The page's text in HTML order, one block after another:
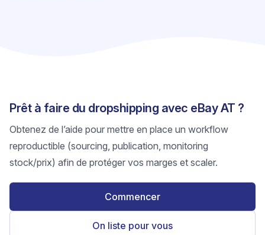
Prêt à faire du dropshipping avec eBay AT ?
Obtenez de l’aide pour mettre en place un workflow
reproductible (sourcing, publication, monitoring
stock/prix) afin de protéger vos marges et scaler.
Commencer
On liste pour vous